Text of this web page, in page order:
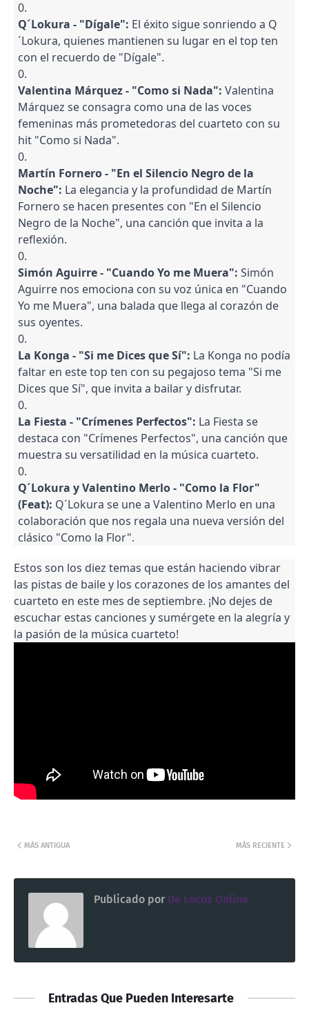
Q´Lokura - "Dígale": El éxito sigue sonriendo a Q
´Lokura, quienes mantienen su lugar en el top ten
con el recuerdo de "Dígale".
Valentina Márquez - "Como si Nada": Valentina
Márquez se consagra como una de las voces
femeninas más prometedoras del cuarteto con su
hit "Como si Nada".
Martín Fornero - "En el Silencio Negro de la
Noche": La elegancia y la profundidad de Martín
Fornero se hacen presentes con "En el Silencio
Negro de la Noche", una canción que invita a la
reflexión.
Simón Aguirre - "Cuando Yo me Muera": Simón
Aguirre nos emociona con su voz única en "Cuando
Yo me Muera", una balada que llega al corazón de
sus oyentes.
La Konga - "Si me Dices que Sí": La Konga no podía
faltar en este top ten con su pegajoso tema "Si me
Dices que Sí", que invita a bailar y disfrutar.
La Fiesta - "Crímenes Perfectos": La Fiesta se
destaca con "Crímenes Perfectos", una canción que
muestra su versatilidad en la música cuarteto.
Q´Lokura y Valentino Merlo - "Como la Flor"
(Feat): Q´Lokura se une a Valentino Merlo en una
colaboración que nos regala una nueva versión del
clásico "Como la Flor".
Estos son los diez temas que están haciendo vibrar
las pistas de baile y los corazones de los amantes del
cuarteto en este mes de septiembre. ¡No dejes de
escuchar estas canciones y sumérgete en la alegría y
la pasión de la música cuarteto!
MÁS RECIENTE
MÁS ANTIGUA
Publicado por De Locos Online
Entradas Que Pueden Interesarte